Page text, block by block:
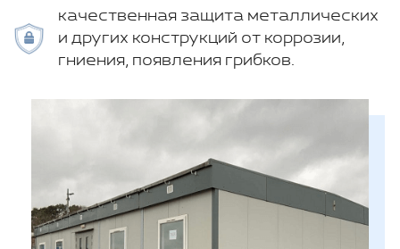
качественная защита металлических
и других конструкций от коррозии,
гниения, появления грибков.